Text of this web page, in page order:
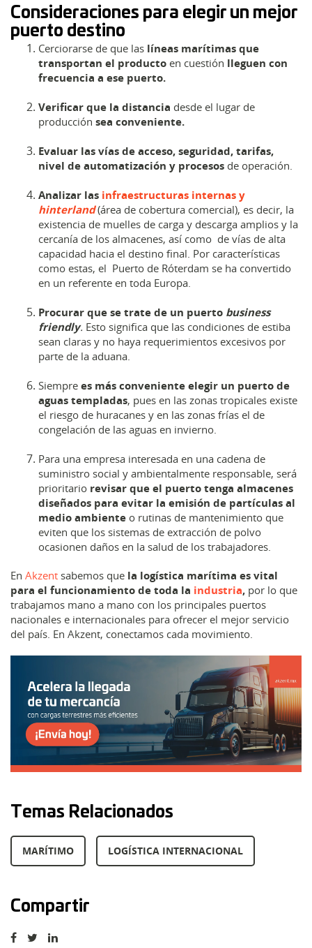
Consideraciones para elegir un mejor
puerto destino
Cerciorarse de que las líneas marítimas que
transportan el producto en cuestión lleguen con
frecuencia a ese puerto.
Verificar que la distancia desde el lugar de
producción sea conveniente.
Evaluar las vías de acceso, seguridad, tarifas,
nivel de automatización y procesos de operación.
Analizar las infraestructuras internas y
hinterland(área de cobertura comercial), es decir, la
existencia de muelles de carga y descarga amplios y la
cercanía de los almacenes, así como de vías de alta
capacidad hacia el destino final. Por características
como estas, el Puerto de Róterdam se ha convertido
en un referente en toda Europa.
Procurar que se trate de un puerto business
friendly. Esto significa que las condiciones de estiba
sean claras y no haya requerimientos excesivos por
parte de la aduana.
Siempre es más conveniente elegir un puerto de
aguas templadas, pues en las zonas tropicales existe
el riesgo de huracanes y en las zonas frías el de
congelación de las aguas en invierno.
Para una empresa interesada en una cadena de
suministro social y ambientalmente responsable, será
prioritario revisar que el puerto tenga almacenes
diseñados para evitar la emisión de partículas al
medio ambiente o rutinas de mantenimiento que
eviten que los sistemas de extracción de polvo
ocasionen daños en la salud de los trabajadores.
En Akzent sabemos que la logística marítima es vital
para el funcionamiento de toda la industria, por lo que
trabajamos mano a mano con los principales puertos
nacionales e internacionales para ofrecer el mejor servicio
del país. En Akzent, conectamos cada movimiento.
Temas Relacionados
MARÍTIMO LOGÍSTICA INTERNACIONAL
Compartir